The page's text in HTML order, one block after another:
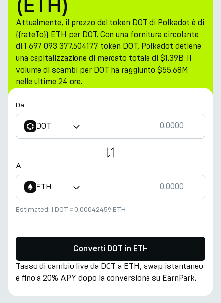
Risorse
Azienda
(ETH)
Attualmente, il prezzo del token DOT di Polkadot è di
{{rateTo}} ETH per DOT. Con una fornitura circolante
di 1 697 093 377.604177 token DOT, Polkadot detiene
una capitalizzazione di mercato totale di $1.39B. Il
volume di scambi per DOT ha raggiunto $55.68M
nelle ultime 24 ore.
Da
DOT
A
ETH
Estimated: 1 DOT ≈ 0.00042459 ETH
Converti DOT in ETH
Tasso di cambio live da DOT a ETH, swap istantaneo
e fino a 20% APY dopo la conversione su EarnPark.